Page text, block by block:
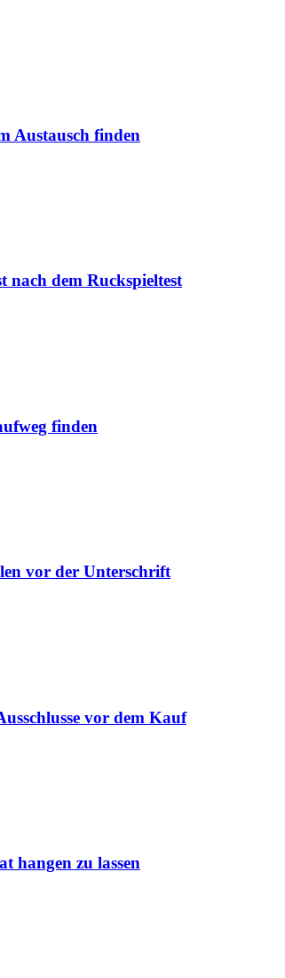
Austausch finden
nach dem Ruckspieltest
finden
vor der Unterschrift
vor dem Kauf
hangen zu lassen